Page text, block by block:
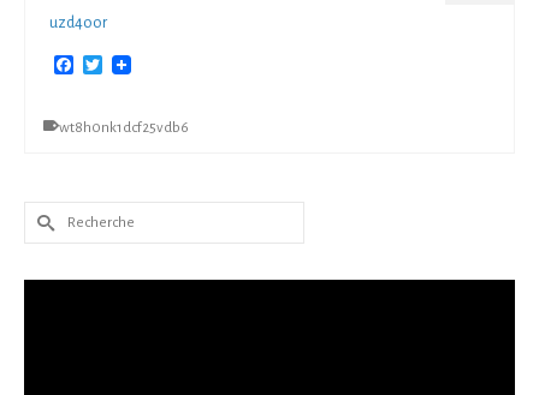
uzd4oor
Facebook
Twitter
wt8h0nk1dcf25vdb6
Rechercher :